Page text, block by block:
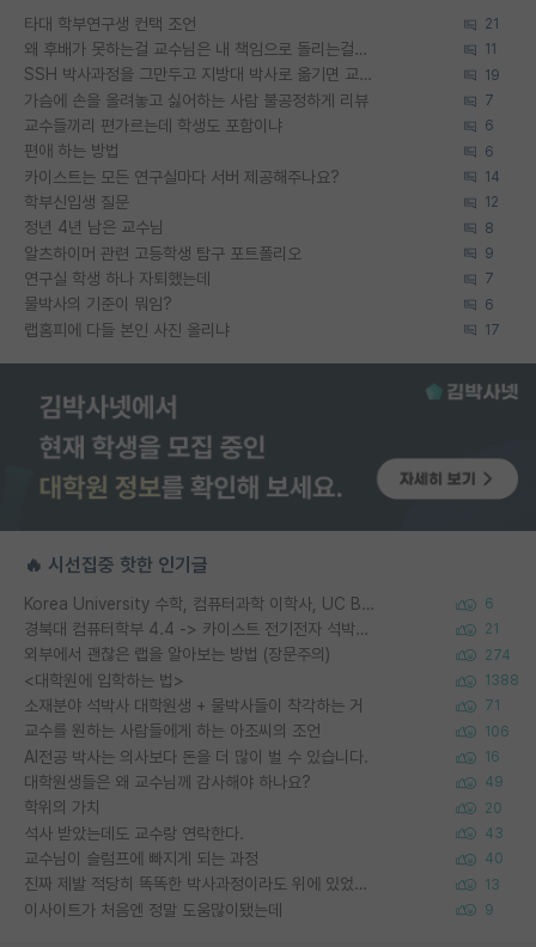
타대 학부연구생 컨택 조언 21
왜 후배가 못하는걸 교수님은 내 책임으로 돌리는걸까요? 11
SSH 박사과정을 그만두고 지방대 박사로 옮기면 교수의 꿈은 끝일까요? 19
가슴에 손을 올려놓고 싫어하는 사람 불공정하게 리뷰 7
교수들끼리 편가르는데 학생도 포함이냐 6
편애 하는 방법 6
카이스트는 모든 연구실마다 서버 제공해주나요? 14
학부신입생 질문 12
정년 4년 남은 교수님 8
알츠하이머 관련 고등학생 탐구 포트폴리오 9
연구실 학생 하나 자퇴했는데 7
물박사의 기준이 뭐임? 6
랩홈피에 다들 본인 사진 올리냐 17
🔥 시선집중 핫한 인기글
Korea University 수학, 컴퓨터과학 이학사, UC Berkeley 산업공학 대학원 공학박사가 되는 것은 쉽지 않겠죠? 6
경북대 컴퓨터학부 4.4 -> 카이스트 전기전자 석박사통합과정 합격 21
외부에서 괜찮은 랩을 알아보는 방법 (장문주의) 274
<대학원에 입학하는 법> 1388
소재분야 석박사 대학원생 + 물박사들이 착각하는 거 71
교수를 원하는 사람들에게 하는 아조씨의 조언 106
AI전공 박사는 의사보다 돈을 더 많이 벌 수 있습니다. 16
대학원생들은 왜 교수님께 감사해야 하나요? 49
학위의 가치 20
석사 받았는데도 교수랑 연락한다. 43
교수님이 슬럼프에 빠지게 되는 과정 40
진짜 제발 적당히 똑똑한 박사과정이라도 위에 있었으면.. 13
이사이트가 처음엔 정말 도움많이됐는데 9